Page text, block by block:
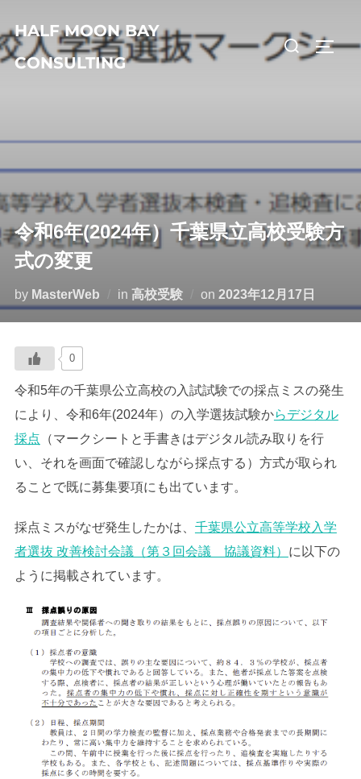
ン
テ
ス
キ
ッ
プ
HALF MOON BAY
CONSULTING
検
索
サイド
令和6年(2024年）千葉県立高校受験方
式の変更
by MasterWeb in 高校受験 on 投
2023年12月17日
0
令和5年の千葉県公立高校の入試試験での採点ミスの発生
により、令和6年(2024年）の入学選抜試験からデジタル
採点 （マークシートと手書きはデジタル読み取りを行
い、それを画面で確認しながら採点する）方式が取られ
ることで既に募集要項にも出ています。
採点ミスがなぜ発生したかは、 千葉県公立高等学校入学
者選抜 改善検討会議（第３回会議 協議資料） に以下の
ように掲載されています。